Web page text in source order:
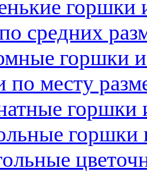
горшки
средних
горшки
по месту
горшки
горшки